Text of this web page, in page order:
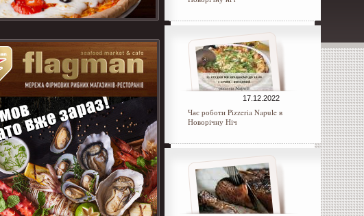
17.12.2022
Час роботи Pizzeria Napule в
Новорічну Ніч